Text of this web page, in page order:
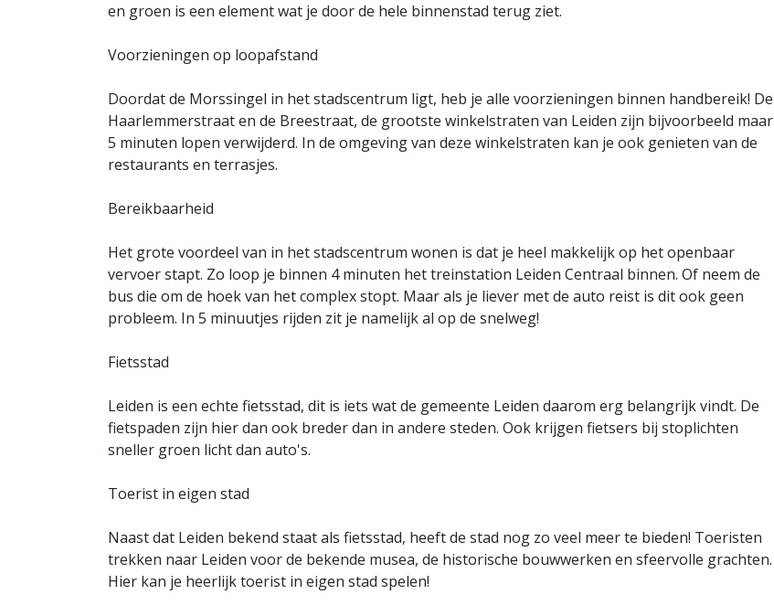
en groen is een element wat je door de hele binnenstad terug ziet.
Voorzieningen op loopafstand
Doordat de Morssingel in het stadscentrum ligt, heb je alle voorzieningen binnen handbereik! De
Haarlemmerstraat en de Breestraat, de grootste winkelstraten van Leiden zijn bijvoorbeeld maar
5 minuten lopen verwijderd. In de omgeving van deze winkelstraten kan je ook genieten van de
restaurants en terrasjes.
Bereikbaarheid
Het grote voordeel van in het stadscentrum wonen is dat je heel makkelijk op het openbaar
vervoer stapt. Zo loop je binnen 4 minuten het treinstation Leiden Centraal binnen. Of neem de
bus die om de hoek van het complex stopt. Maar als je liever met de auto reist is dit ook geen
probleem. In 5 minuutjes rijden zit je namelijk al op de snelweg!
Fietsstad
Leiden is een echte fietsstad, dit is iets wat de gemeente Leiden daarom erg belangrijk vindt. De
fietspaden zijn hier dan ook breder dan in andere steden. Ook krijgen fietsers bij stoplichten
sneller groen licht dan auto's.
Toerist in eigen stad
Naast dat Leiden bekend staat als fietsstad, heeft de stad nog zo veel meer te bieden! Toeristen
trekken naar Leiden voor de bekende musea, de historische bouwwerken en sfeervolle grachten.
Hier kan je heerlijk toerist in eigen stad spelen!